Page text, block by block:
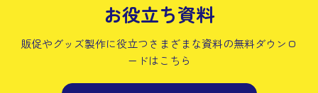
お役立ち資料
販促やグッズ製作に役立つさまざまな資料の無料ダウンロ
ードはこちら